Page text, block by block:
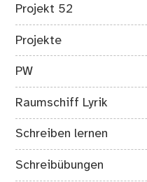
Projekt 52
Projekte
PW
Raumschiff Lyrik
Schreiben lernen
Schreibübungen